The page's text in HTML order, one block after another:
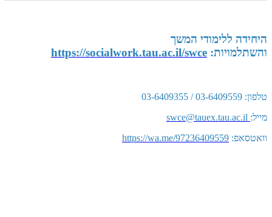
היחידה ללימודי המשך
והשתלמויות: https://socialwork.tau.ac.il/swce
טלפון: 03-6409559 / 03-6409355
מייל:
וואטסאפ: https://wa.me/97236409559